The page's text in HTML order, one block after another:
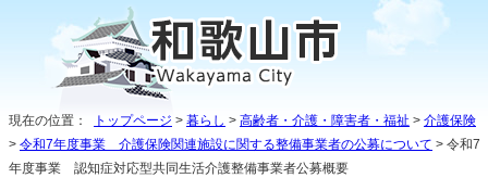
現在の位置： トップページ > 暮らし > 高齢者・介護・障害者・福祉 > 介護保険
> 令和7年度事業 介護保険関連施設に関する整備事業者の公募について > 令和7
年度事業 認知症対応型共同生活介護整備事業者公募概要